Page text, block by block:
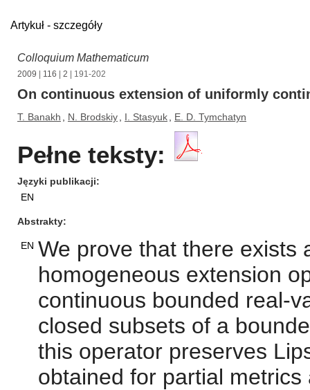
Artykuł - szczegóły
Colloquium Mathematicum
2009 116 2 | 191-202
On continuous extension of uniformly
T. Banakh N. Brodskiy I. Stasyuk E. D. Tymchatyn
Pełne teksty:
Języki publikacji
EN
Abstrakty
EN We prove that there exists
homogeneous extension
continuous bounded real-
closed subsets of a
this operator preserves
obtained for partial